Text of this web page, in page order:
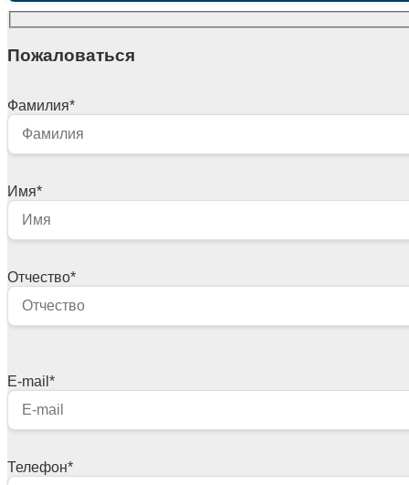
Пожаловаться
Фамилия*
Имя*
Отчество*
E-mail *
Телефон*